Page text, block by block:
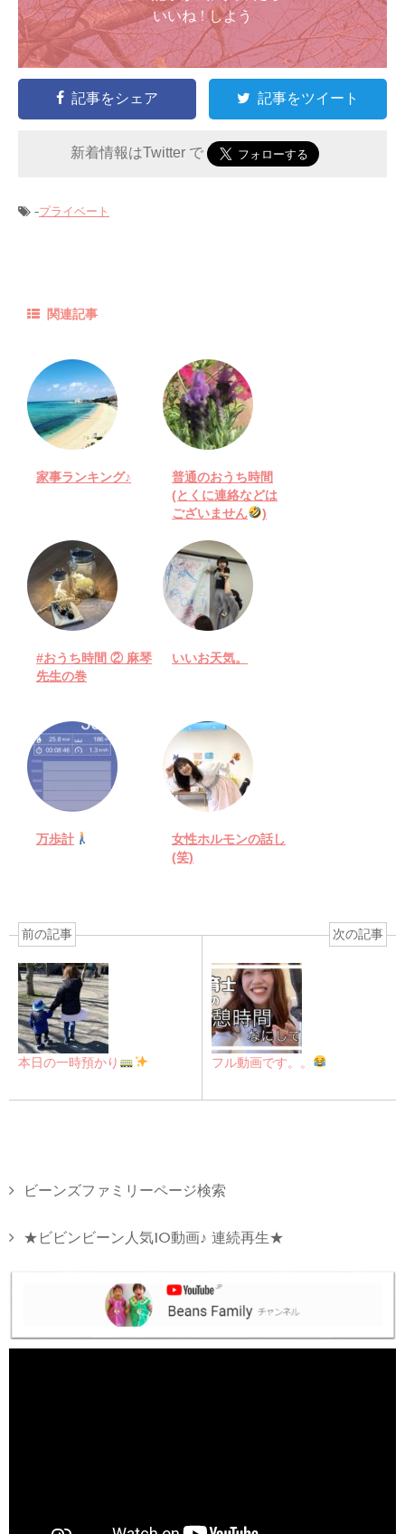
いいね ! しよう
記事をシェア 記事をツイート
新着情報はTwitter で
-プライベート
関連記事
家事ランキング♪
普通のおうち時間
(とくに連絡などは
ございません
)
#おうち時間 ② 麻琴
先生の巻
いいお天気。
万歩計
女性ホルモンの話し
(笑)
前の記事
本日の一時預かり
次の記事
フル動画です。。
ビーンズファミリーページ検索
★ビビンビーン人気10動画♪ 連続再生★